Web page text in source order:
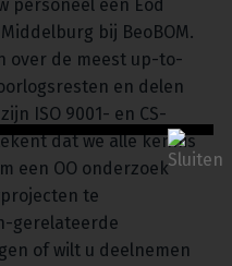
personeel een Eod
bij BeoBOM.
over de meest up-to-
en delen
ISO 9001- en CS-
dat we alle kennis
een OO onderzoek
te
gerelateerde
of wilt u deelnemen